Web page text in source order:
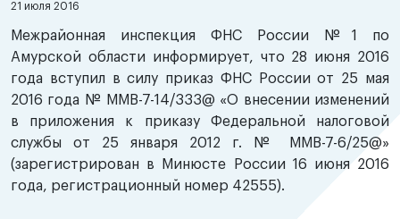
21 июля 2016
Межрайонная инспекция ФНС России №1 по
Амурской области информирует, что 28 июня 2016
года вступил в силу приказ ФНС России от 25 мая
2016 года № ММВ-7-14/333@ «О внесении изменений
в приложения к приказу Федеральной налоговой
службы от 25 января 2012 г. № ММВ-7-6/25@»
(зарегистрирован в Минюсте России 16 июня 2016
года, регистрационный номер 42555).